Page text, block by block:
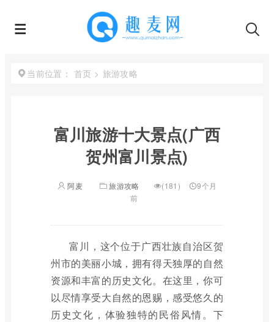
当前位置： 首页 > 旅游攻略
富川旅游十大景点(广西
贺州富川景点)
阿麦 旅游攻略 (181)
9个月
前
富川，这个位于广西壮族自治区贺
州市的美丽小城，拥有得天独厚的自然
资源和丰富的历史文化。在这里，你可
以尽情享受大自然的恩赐，感受悠久的
历史文化，体验独特的民俗风情。下